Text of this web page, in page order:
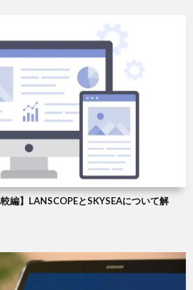
編】LANSCOPEとSKYSEAについて解